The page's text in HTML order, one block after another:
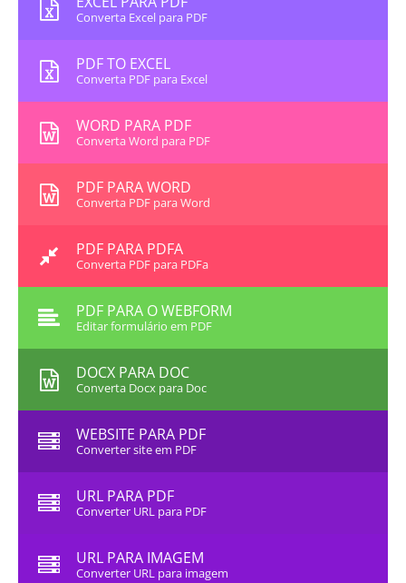
Converta Excel para PDF
PDF TO EXCEL
Converta PDF para Excel
WORD PARA PDF
Converta Word para PDF
PDF PARA WORD
Converta PDF para Word
PDF PARA PDFA
Converta PDF para PDFa
PDF PARA O WEBFORM
Editar formulário em PDF
DOCX PARA DOC
Converta Docx para Doc
WEBSITE PARA PDF
Converter site em PDF
URL PARA PDF
Converter URL para PDF
URL PARA IMAGEM
Converter URL para imagem